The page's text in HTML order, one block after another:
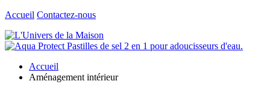
Accueil Contactez-nous
Accueil
Aménagement intérieur